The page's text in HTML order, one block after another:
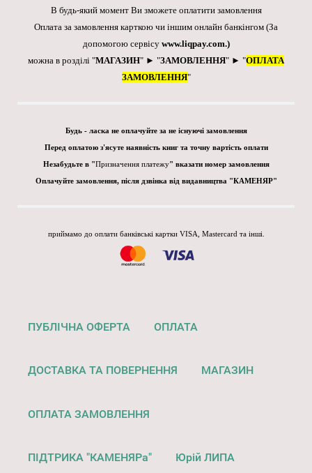
В будь-який момент Ви зможете оплатити замовлення
Оплата за замовлення карткою чи іншим онлайн банкінгом (За
допомогою сервісу www.liqpay.com.)
можна в розділі "МАГАЗИН" ► "ЗАМОВЛЕННЯ" ► "ОПЛАТА
ЗАМОВЛЕННЯ"
Будь - ласка не оплачуйте за не існуючі замовлення
Перед оплатою з'ясуте наявність книг та точну вартість оплати
Незабудьте в "Призначення платежу" вказати номер замовлення
Оплачуйте замовлення, після дзвінка від видавництва "КАМЕНЯР"
приймамо до оплати банківські картки VISA, Mastercard та інші.
ПУБЛІЧНА ОФЕРТА ОПЛАТА
ДОСТАВКА ТА ПОВЕРНЕННЯ МАГАЗИН
ОПЛАТА ЗАМОВЛЕННЯ
ПІДТРИКА "КАМЕНЯРа" Юрій ЛИПА